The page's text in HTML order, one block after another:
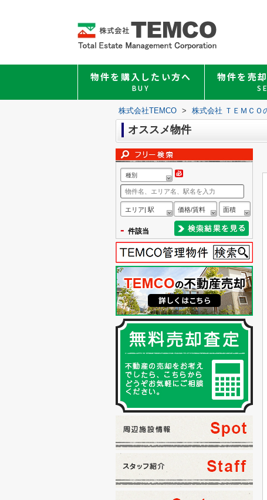
物件を購入したい方へ
BUY
物件を売
株式会社TEMCO > 株式会社 ＴＥＭＣＯ
オススメ物件
種別
エリア| 駅 価格/賃料 面積
- 件該当